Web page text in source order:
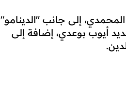
إلى جانب "الدينامو"
أيوب بوعدي، إضافة إلى